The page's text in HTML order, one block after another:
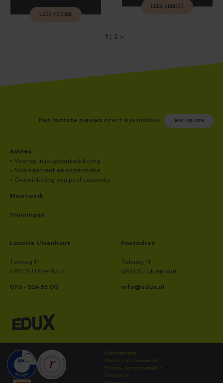
LEES VERDER
LEES VERDER
1 2
Het laatste nieuws direct in je mailbox INSCHRIJVEN
Advies
> Voorop in jeugdontwikkeling
> Management en organisatie
> Ontwikkeling van professionals
Maatwerk
Trainingen
Locatie Ulvenhout
Tolweg 11
4851 SJ Ulvenhout
076 - 524 55 00
Postadres
Tolweg 11
4851 SJ Ulvenhout
info@edux.nl
Klantreacties
Algemene voorwaarden
Privacy- en cookiebeleid
Disclaimer